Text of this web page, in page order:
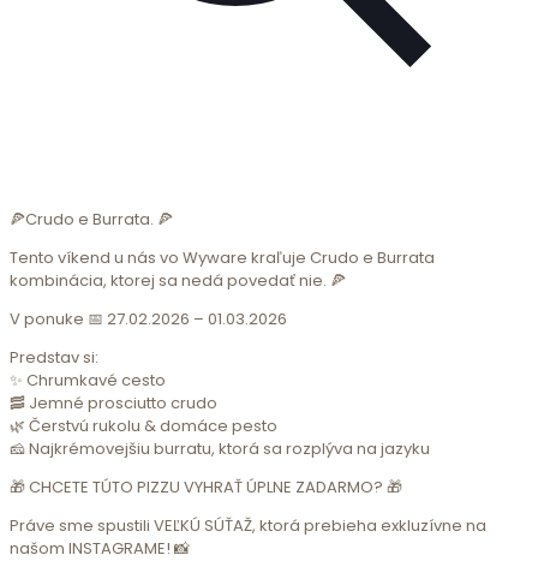
🍕Crudo e Burrata. 🍕
Tento víkend u nás vo Wyware kraľuje Crudo e Burrata
kombinácia, ktorej sa nedá povedať nie. 🍕
V ponuke 📅 27.02.2026 – 01.03.2026
Predstav si:
✨ Chrumkavé cesto
🥓 Jemné prosciutto crudo
🌿 Čerstvú rukolu & domáce pesto
🧀 Najkrémovejšiu burratu, ktorá sa rozplýva na jazyku
🎁 CHCETE TÚTO PIZZU VYHRAŤ ÚPLNE ZADARMO? 🎁
Práve sme spustili VEĽKÚ SÚŤAŽ, ktorá prebieha exkluzívne na
našom INSTAGRAME! 📸